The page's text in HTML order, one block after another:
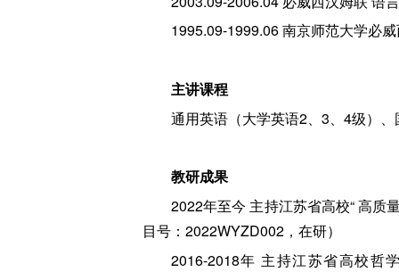
1995.09-1999.06 南京师范大学必
主讲课程
通用英语（大学英语2、3、4级）
教研成果
2022年至今 主持江苏省高校“ 高质
目号：2022WYZD002，在研）
2016-2018年 主持江苏省高校哲